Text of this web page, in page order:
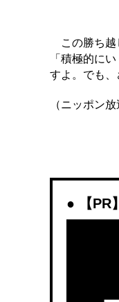
この勝ち越
「積極的に
すよ。でも、
（ニッポン
【